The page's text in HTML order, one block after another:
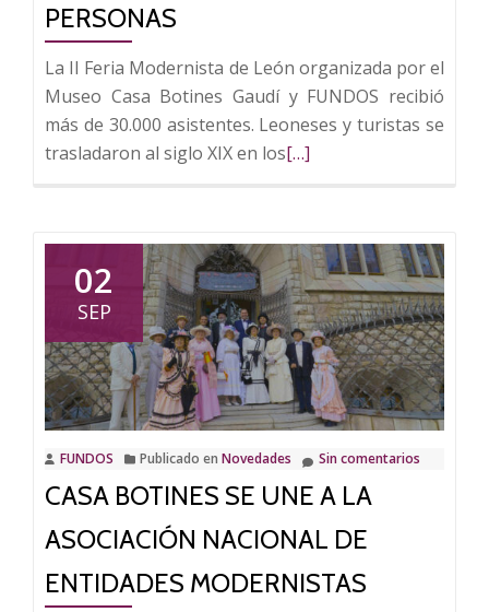
Pedro
García
Trapiello
PERSONAS
La II Feria Modernista de León organizada por el
Museo Casa Botines Gaudí y FUNDOS recibió
más de 30.000 asistentes. Leoneses y turistas se
trasladaron al siglo XIX en losLeer
Feria
Modernista
de
León
reúne
a
más
de
30.000
[…]
02
SEP
FUNDOS Publicado en Novedades Sin comentarios
CASA BOTINES SE UNE A LA
ASOCIACIÓN NACIONAL DE
ENTIDADES MODERNISTAS